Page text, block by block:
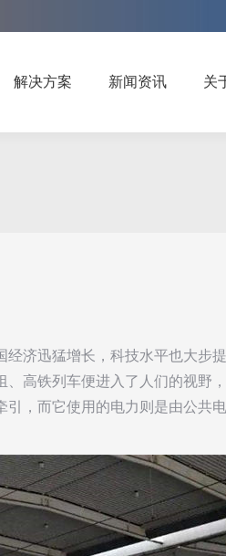
解决方案 新闻资讯 关
济迅猛增长，科技水平也大步
高铁列车便进入了人们的视野
，而它使用的电力则是由公共